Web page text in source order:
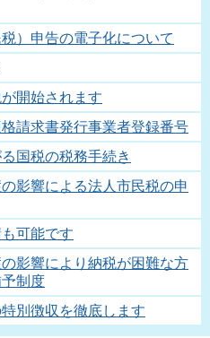
）申告の電子化について
開始されます
請求書発行事業者登録番号
国税の税務手続き
影響による法人市民税の申
可能です
影響により納税が困難な方
制度
別徴収を徹底します